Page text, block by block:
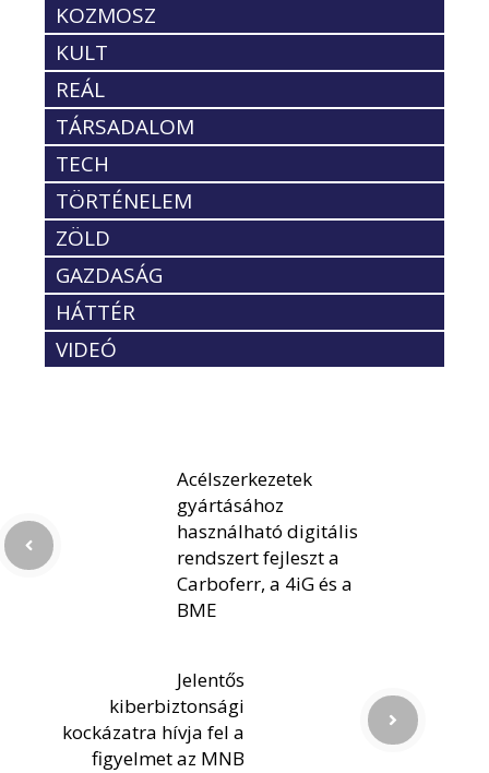
KOZMOSZ
KULT
REÁL
TÁRSADALOM
TECH
TÖRTÉNELEM
ZÖLD
GAZDASÁG
HÁTTÉR
VIDEÓ
Acélszerkezetek
gyártásához
használható digitális
rendszert fejleszt a
Carboferr, a 4iG és a
BME
Jelentős
kiberbiztonsági
kockázatra hívja fel a
figyelmet az MNB